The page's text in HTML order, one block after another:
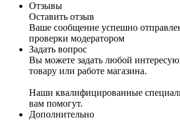
Отзывы
Оставить отзыв
Ваше сообщение успешно
проверки модератором
Задать вопрос
Вы можете задать любой
товару или работе магазина.
Наши квалифицированные
вам помогут.
Дополнительно